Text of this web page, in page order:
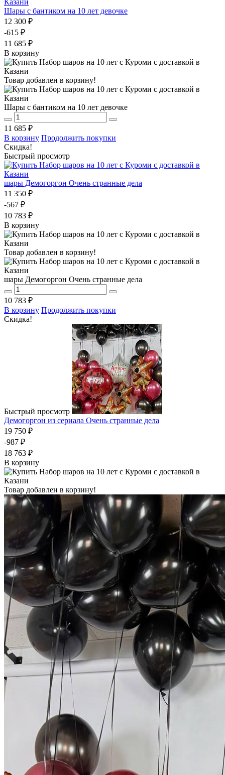
Шары с бантиком на 10 лет девочке
12 300 ₽
-615 ₽
11 685 ₽
В корзину
Товар добавлен в корзину!
Шары с бантиком на 10 лет девочке
11 685 ₽
В корзину Продолжить покупки
Скидка!
Быстрый просмотр
шары Демогоргон Очень странные дела
11 350 ₽
-567 ₽
10 783 ₽
В корзину
Товар добавлен в корзину!
шары Демогоргон Очень странные дела
10 783 ₽
В корзину Продолжить покупки
Скидка!
Быстрый просмотр
Демогоргон из сериала Очень странные дела
19 750 ₽
-987 ₽
18 763 ₽
В корзину
Товар добавлен в корзину!